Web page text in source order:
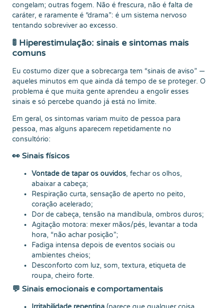
congelam; outras fogem. Não é frescura, não é falta de
caráter, e raramente é “drama”: é um sistema nervoso
tentando sobreviver ao excesso.
🚦 Hiperestimulação: sinais e sintomas mais
comuns
Eu costumo dizer que a sobrecarga tem “sinais de aviso” —
aqueles minutos em que ainda dá tempo de se proteger. O
problema é que muita gente aprendeu a engolir esses
sinais e só percebe quando já está no limite.
Em geral, os sintomas variam muito de pessoa para
pessoa, mas alguns aparecem repetidamente no
consultório:
👀 Sinais físicos
Vontade de tapar os ouvidos, fechar os olhos,
abaixar a cabeça;
Respiração curta, sensação de aperto no peito,
coração acelerado;
Dor de cabeça, tensão na mandíbula, ombros duros;
Agitação motora: mexer mãos/pés, levantar a toda
hora, “não achar posição”;
Fadiga intensa depois de eventos sociais ou
ambientes cheios;
Desconforto com luz, som, textura, etiqueta de
roupa, cheiro forte.
💬 Sinais emocionais e comportamentais